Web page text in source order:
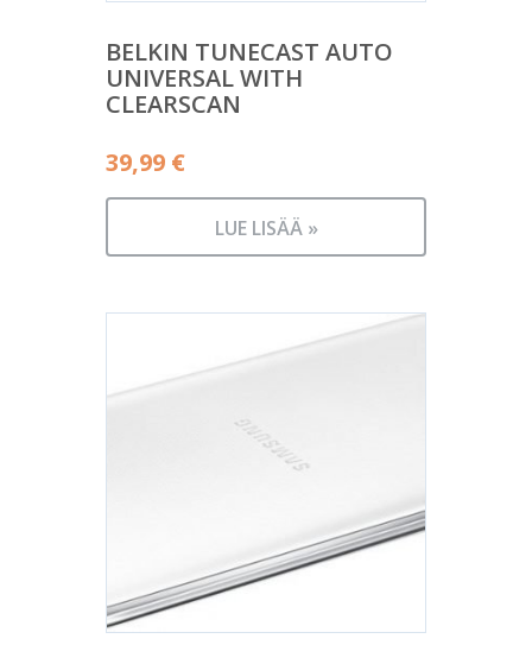
BELKIN TUNECAST AUTO
UNIVERSAL WITH
CLEARSCAN
39,99 €
LUE LISÄÄ »